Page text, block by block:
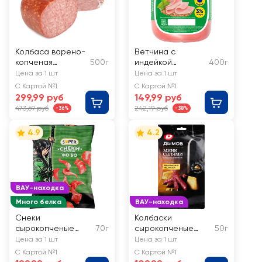
Колбаса варено-
копченая
БЛИЖНИЕ ГОРКИ
Сервелат Гурман
500г
Цена за 1 шт
С Картой №1
299,99 руб
473,69 руб -36%
Ветчина с
индейкой
ИМПЕРИЯ ВКУСА
400г
Цена за 1 шт
С Картой №1
149,99 руб
242,19 руб -38%
ВАУ-находка
Много белка
4.9
Снеки
сырокопченые
SUPER Фо Бо, из
курицы
70г
Цена за 1 шт
С Картой №1
ВАУ-находка
4.2
Колбаски
сырокопченые
ДЫМОВ Мини-
салями со вкусом
Изысканный
50г
Цена за 1 шт
С Картой №1